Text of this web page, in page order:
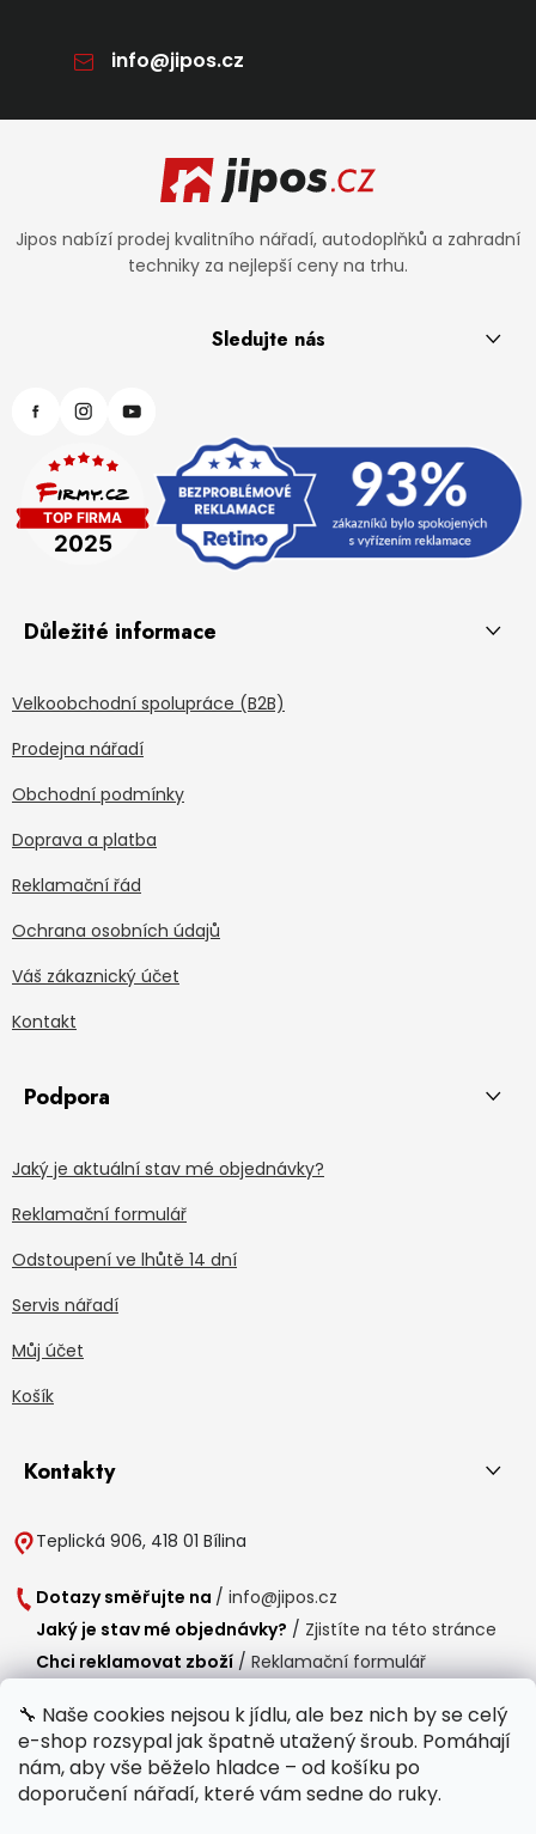
🔧 Naše cookies nejsou k jídlu, ale bez nich by se celý
e-shop rozsypal jak špatně utažený šroub. Pomáhají
nám, aby vše běželo hladce – od košíku po
doporučení nářadí, které vám sedne do ruky.
info@jipos.cz
Jipos nabízí prodej kvalitního nářadí, autodoplňků a zahradní
techniky za nejlepší ceny na trhu.
Sledujte nás
Důležité informace
Velkoobchodní spolupráce (B2B)
Prodejna nářadí
Obchodní podmínky
Doprava a platba
Reklamační řád
Ochrana osobních údajů
Váš zákaznický účet
Kontakt
Podpora
Jaký je aktuální stav mé objednávky?
Reklamační formulář
Odstoupení ve lhůtě 14 dní
Servis nářadí
Můj účet
Košík
Kontakty
Teplická 906, 418 01 Bílina
Dotazy směřujte na / info@jipos.cz
Jaký je stav mé objednávky? / Zjistíte na této stránce
Chci reklamovat zboží / Reklamační formulář
Provozní doba
Po-Čt /
8:00 - 15:00